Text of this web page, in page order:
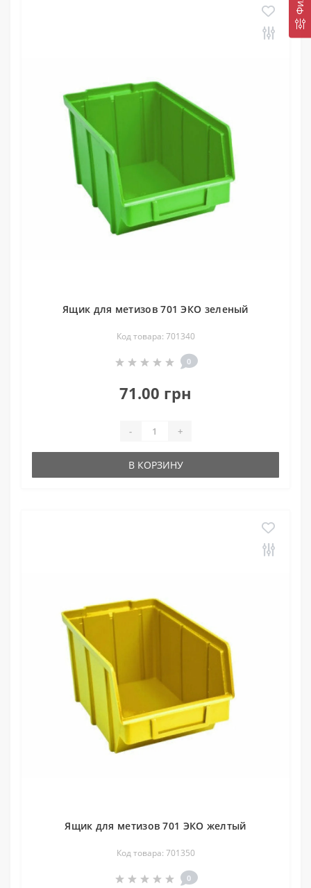
Ящик для метизов 701 ЭКО зеленый
Код товара: 701340
0
71.00 грн
- +
В КОРЗИНУ
Ящик для метизов 701 ЭКО желтый
Код товара: 701350
0